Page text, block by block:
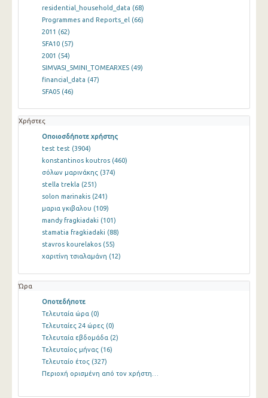
residential_household_data (68)
Programmes and Reports_el (66)
2011 (62)
SFA10 (57)
2001 (54)
SIMVASI_5MINI_TOMEARXES (49)
financial_data (47)
SFA05 (46)
Χρήστες
Οποιοσδήποτε χρήστης
test test (3904)
konstantinos koutros (460)
σόλων μαρινάκης (374)
stella trekla (251)
solon marinakis (241)
μαρια γκιβαλου (109)
mandy fragkiadaki (101)
stamatia fragkiadaki (88)
stavros kourelakos (55)
χαριτίνη τσιαλαμάνη (12)
Ώρα
Οποτεδήποτε
Τελευταία ώρα (0)
Τελευταίες 24 ώρες (0)
Τελευταία εβδομάδα (2)
Τελευταίος μήνας (16)
Τελευταίο έτος (327)
Περιοχή ορισμένη από τον χρήστη…